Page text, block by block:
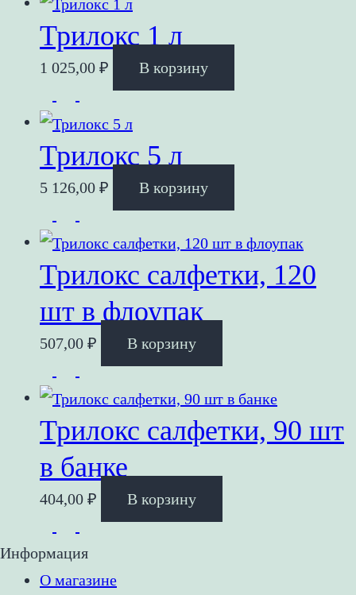
Трилокс 1 л
1 025,00 ₽ В корзину
Трилокс 5 л
5 126,00 ₽ В корзину
Трилокс салфетки, 120
шт в флоупак
507,00 ₽ В корзину
Трилокс салфетки, 90 шт
в банке
404,00 ₽ В корзину
Информация
О магазине